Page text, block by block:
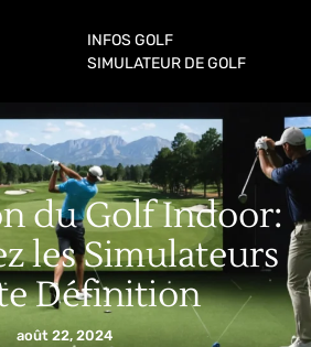
INFOS GOLF
SIMULATEUR DE GOLF
du Golf Indoor:
les Simulateurs
Définition
août 22, 2024